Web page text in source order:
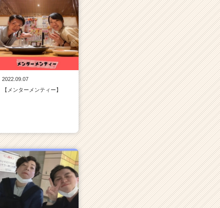
2022.09.07
【メンターメンティー】